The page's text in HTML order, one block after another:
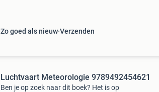
Zo goed als nieuw Verzenden
Luchtvaart Meteorologie 9789492454621
Ben je op zoek naar dit boek? Het is op